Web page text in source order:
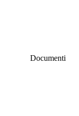
Documenti